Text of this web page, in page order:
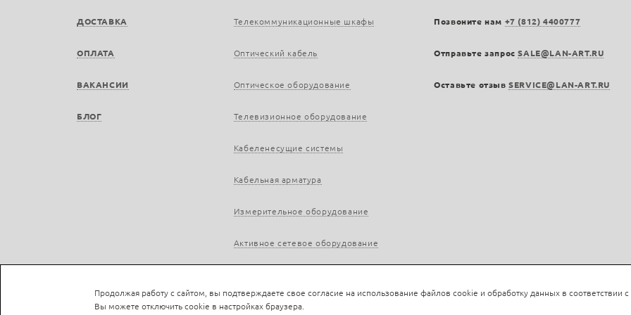
ДОСТАВКА
ОПЛАТА
ВАКАНСИИ
БЛОГ
Телекоммуникационные шкафы
Оптический кабель
Оптическое оборудование
Телевизионное оборудование
Кабеленесущие системы
Кабельная арматура
Измерительное оборудование
Активное сетевое оборудование
Позвоните нам +7 (812) 4400777
Отправьте запросSALE@LAN-ART.RU
Оставьте отзывSERVICE@LAN-ART.RU
Продолжая работу с сайтом, вы подтверждаете свое согласие на использование файлов cookie и обработку данных в соответствии с
Вы можете отключить cookie в настройках браузера.